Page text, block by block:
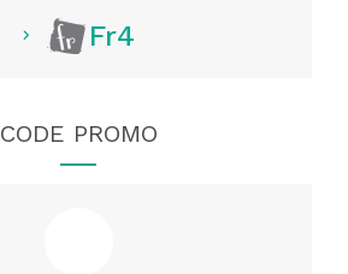
Fr4
CODE PROMO